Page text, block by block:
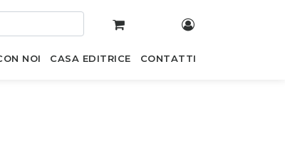
NOI CASA EDITRICE CONTATTI